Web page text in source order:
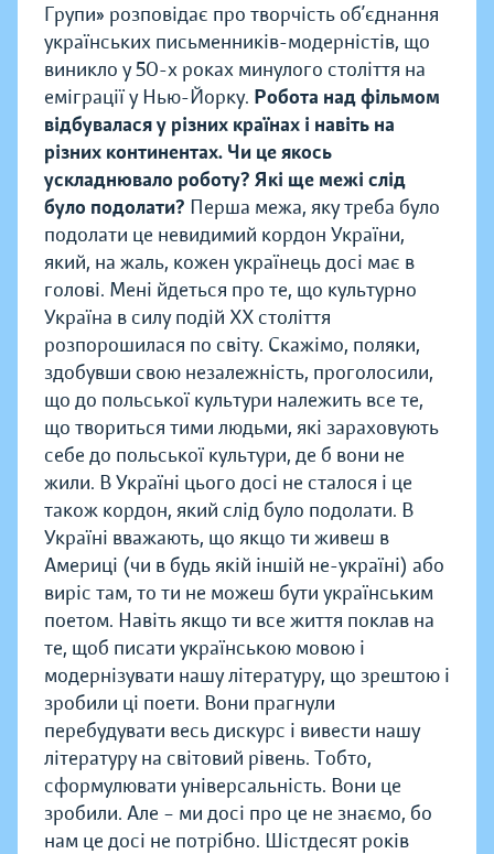
Групи» розповідає про творчість об’єднання
українських письменників-модерністів, що
виникло у 50-х роках минулого століття на
еміграції у Нью-Йорку. Робота над фільмом
відбувалася у різних країнах і навіть на
різних континентах. Чи це якось
ускладнювало роботу? Які ще межі слід
було подолати? Перша межа, яку треба було
подолати це невидимий кордон України,
який, на жаль, кожен українець досі має в
голові. Мені йдеться про те, що культурно
Україна в силу подій ХХ століття
розпорошилася по світу. Скажімо, поляки,
здобувши свою незалежність, проголосили,
що до польської культури належить все те,
що твориться тими людьми, які зараховують
себе до польської культури, де б вони не
жили. В Україні цього досі не сталося і це
також кордон, який слід було подолати. В
Україні вважають, що якщо ти живеш в
Америці (чи в будь якій іншій не-україні) або
виріс там, то ти не можеш бути українським
поетом. Навіть якщо ти все життя поклав на
те, щоб писати українською мовою і
модернізувати нашу літературу, що зрештою і
зробили ці поети. Вони прагнули
перебудувати весь дискурс і вивести нашу
літературу на світовий рівень. Тобто,
сформулювати універсальність. Вони це
зробили. Але – ми досі про це не знаємо, бо
нам це досі не потрібно. Шістдесят років